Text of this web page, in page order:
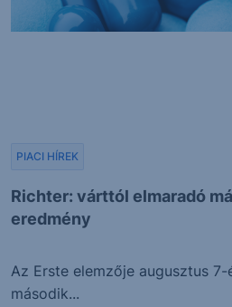
Richter: várttól elmaradó
eredmény
PIACI HÍREK
Az Erste elemzője augusztus
második...